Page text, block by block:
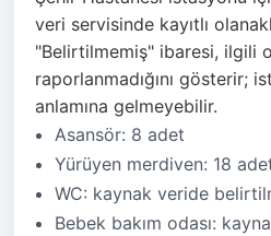
veri servisinde kayıtlı
"Belirtilmemiş" ibaresi, ilgili
raporlanmadığını gösterir;
anlamına gelmeyebilir.
Asansör: 8 adet
Yürüyen merdiven: 18
WC: kaynak veride
Bebek bakım odası: